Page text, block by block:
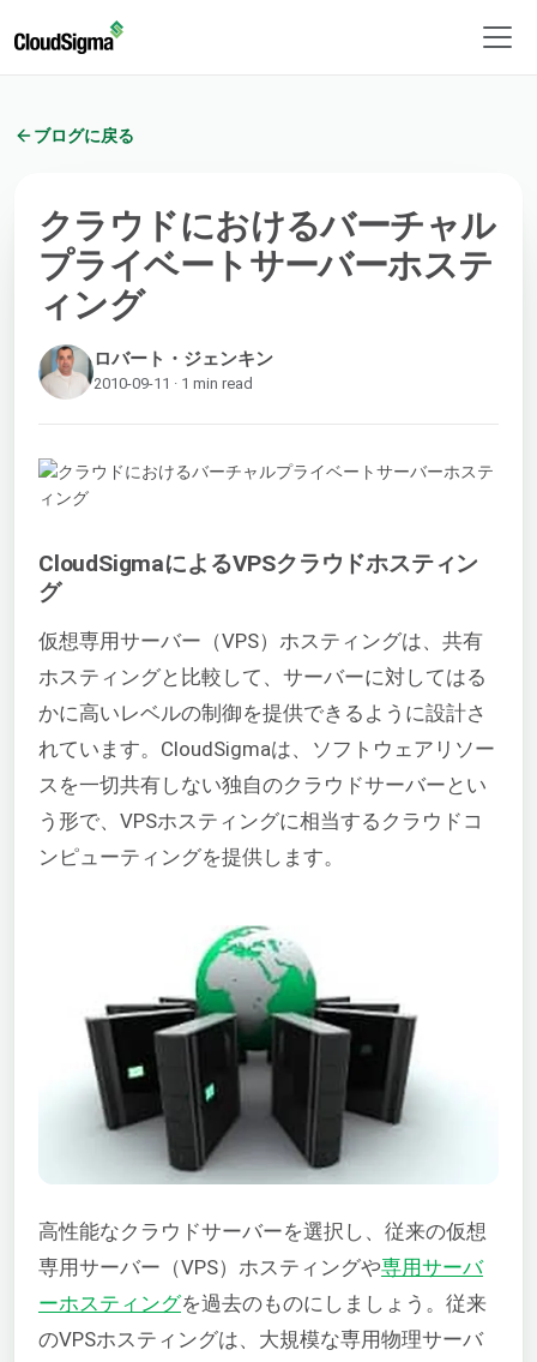
ブログに戻る
クラウドにおけるバーチャル
プライベートサーバーホステ
ィング
ロバート・ジェンキン
2010-09-11 · 1 min read
CloudSigmaによるVPSクラウドホスティン
グ
仮想専用サーバー（VPS）ホスティングは、共有
ホスティングと比較して、サーバーに対してはる
かに高いレベルの制御を提供できるように設計さ
れています。CloudSigmaは、ソフトウェアリソー
スを一切共有しない独自のクラウドサーバーとい
う形で、VPSホスティングに相当するクラウドコ
ンピューティングを提供します。
高性能なクラウドサーバーを選択し、従来の仮想
専用サーバー（VPS）ホスティングや専用サーバ
ーホスティングを過去のものにしましょう。従来
のVPSホスティングは、大規模な専用物理サーバ